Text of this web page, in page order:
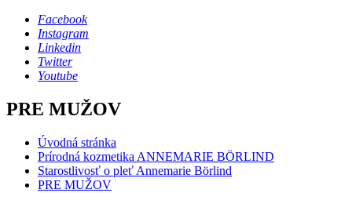
Facebook
Instagram
Linkedin
Twitter
Youtube
PRE MUŽOV
Úvodná stránka
Prírodná kozmetika ANNEMARIE BÖRLIND
Starostlivosť o pleť Annemarie Börlind
PRE MUŽOV